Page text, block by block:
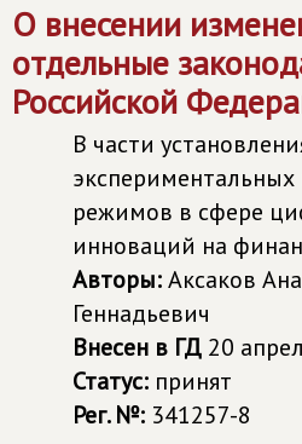
О внесении
отдельные
Российской
В части
режимов в сфере
инноваций на
Авторы:Аксаков
Геннадьевич
Внесен в ГД 20
Статус: принят
Рег. №: 341257-8